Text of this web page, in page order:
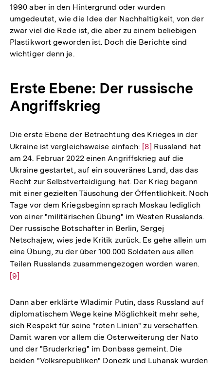
der
Fußnote
1990 aber in den Hintergrund oder wurden
umgedeutet, wie die Idee der Nachhaltigkeit, von der
zwar viel die Rede ist, die aber zu einem beliebigen
Plastikwort geworden ist. Doch die Berichte sind
wichtiger denn je.
Erste Ebene: Der russische
Angriffskrieg
Die erste Ebene der Betrachtung des Krieges in der
Ukraine ist vergleichsweise einfach: Zur
Auflösung
der
Fußnote
[8] Russland hat
am 24. Februar 2022 einen Angriffskrieg auf die
Ukraine gestartet, auf ein souveränes Land, das das
Recht zur Selbstverteidigung hat. Der Krieg begann
mit einer gezielten Täuschung der Öffentlichkeit. Noch
Tage vor dem Kriegsbeginn sprach Moskau lediglich
von einer "militärischen Übung" im Westen Russlands.
Der russische Botschafter in Berlin, Sergej
Netschajew, wies jede Kritik zurück. Es gehe allein um
eine Übung, zu der über 100.000 Soldaten aus allen
Teilen Russlands zusammengezogen worden waren.
[9]
Dann aber erklärte Wladimir Putin, dass Russland auf
diplomatischem Wege keine Möglichkeit mehr sehe,
sich Respekt für seine "roten Linien" zu verschaffen.
Damit waren vor allem die Osterweiterung der Nato
und der "Bruderkrieg" im Donbass gemeint. Die
beiden "Volksrepubliken" Donezk und Luhansk wurden